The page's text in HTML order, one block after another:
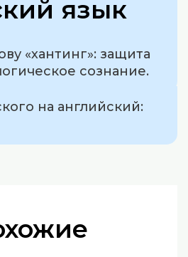
язык
«хантинг»: защита
сознание.
на английский: